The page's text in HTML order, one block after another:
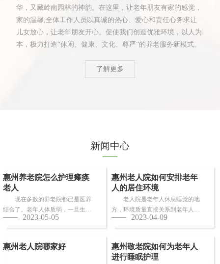
华，又藏岭南园林的神韵。在这里，让老年朋友有家的感觉，
家的温馨;全体工作人员以真诚的热心、爱心和责任心务求让
儿女放心，让老年朋友开心。促使我们创造优雅环境，以人为
本，极力打造“休闲、健康、文化、尊严”的养老服务新模式。
了解更多
新闻中心
惠州养老院怎么护理瘫痪
老人
现在多数的养老院都已是医养
结合了。老年人体质弱，一旦生
病，多数情况下都会面临卧床修
养，这时候就需...
2023-05-05
惠州老人院如何安排老年
人的居住环境
老人院是老年人休息睡觉的地
方，环境质量直接关系到老年人的
健康长寿。由于老年人适应能力和
抗病能力较...
2023-04-09
惠州老人院哪家好
惠州敬老院如何为老年人
进行睡眠护理